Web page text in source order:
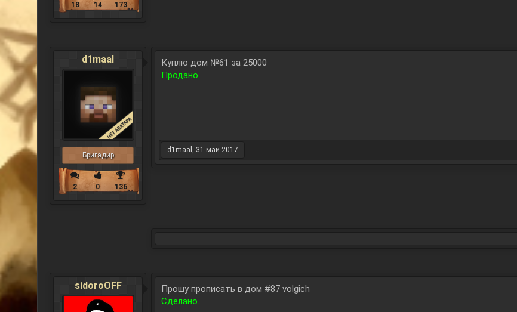
18 14 173
d1maal
Бригадир
2 0 136
Куплю дом №61 за 25000
Продано.
d1maal , 31 май 2017
sidoroOFF
Прошу прописать в дом #87 volgich
Сделано.